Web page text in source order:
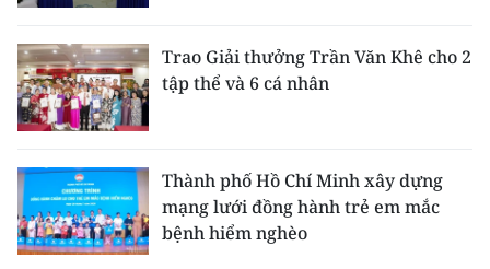
Trao Giải thưởng Trần Văn Khê cho 2
tập thể và 6 cá nhân
Thành phố Hồ Chí Minh xây dựng
mạng lưới đồng hành trẻ em mắc
bệnh hiểm nghèo